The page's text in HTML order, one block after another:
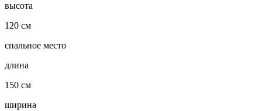
высота
120 см
спальное место
длина
150 см
ширина